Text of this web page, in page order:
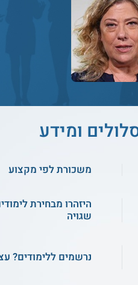
ומידע
משכורת לפי מקצוע
היזהרו מבחירת
שגויה
נרשמים ללימודים?